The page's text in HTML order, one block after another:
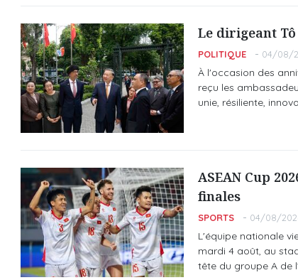
Le dirigeant
POLITIQUE 04/08/
À l'occasion des
reçu les
unie, résiliente,
ASEAN Cup
finales
SPORTS 04/08/
L'équipe nationale
mardi 4 août, au
tête du groupe A de